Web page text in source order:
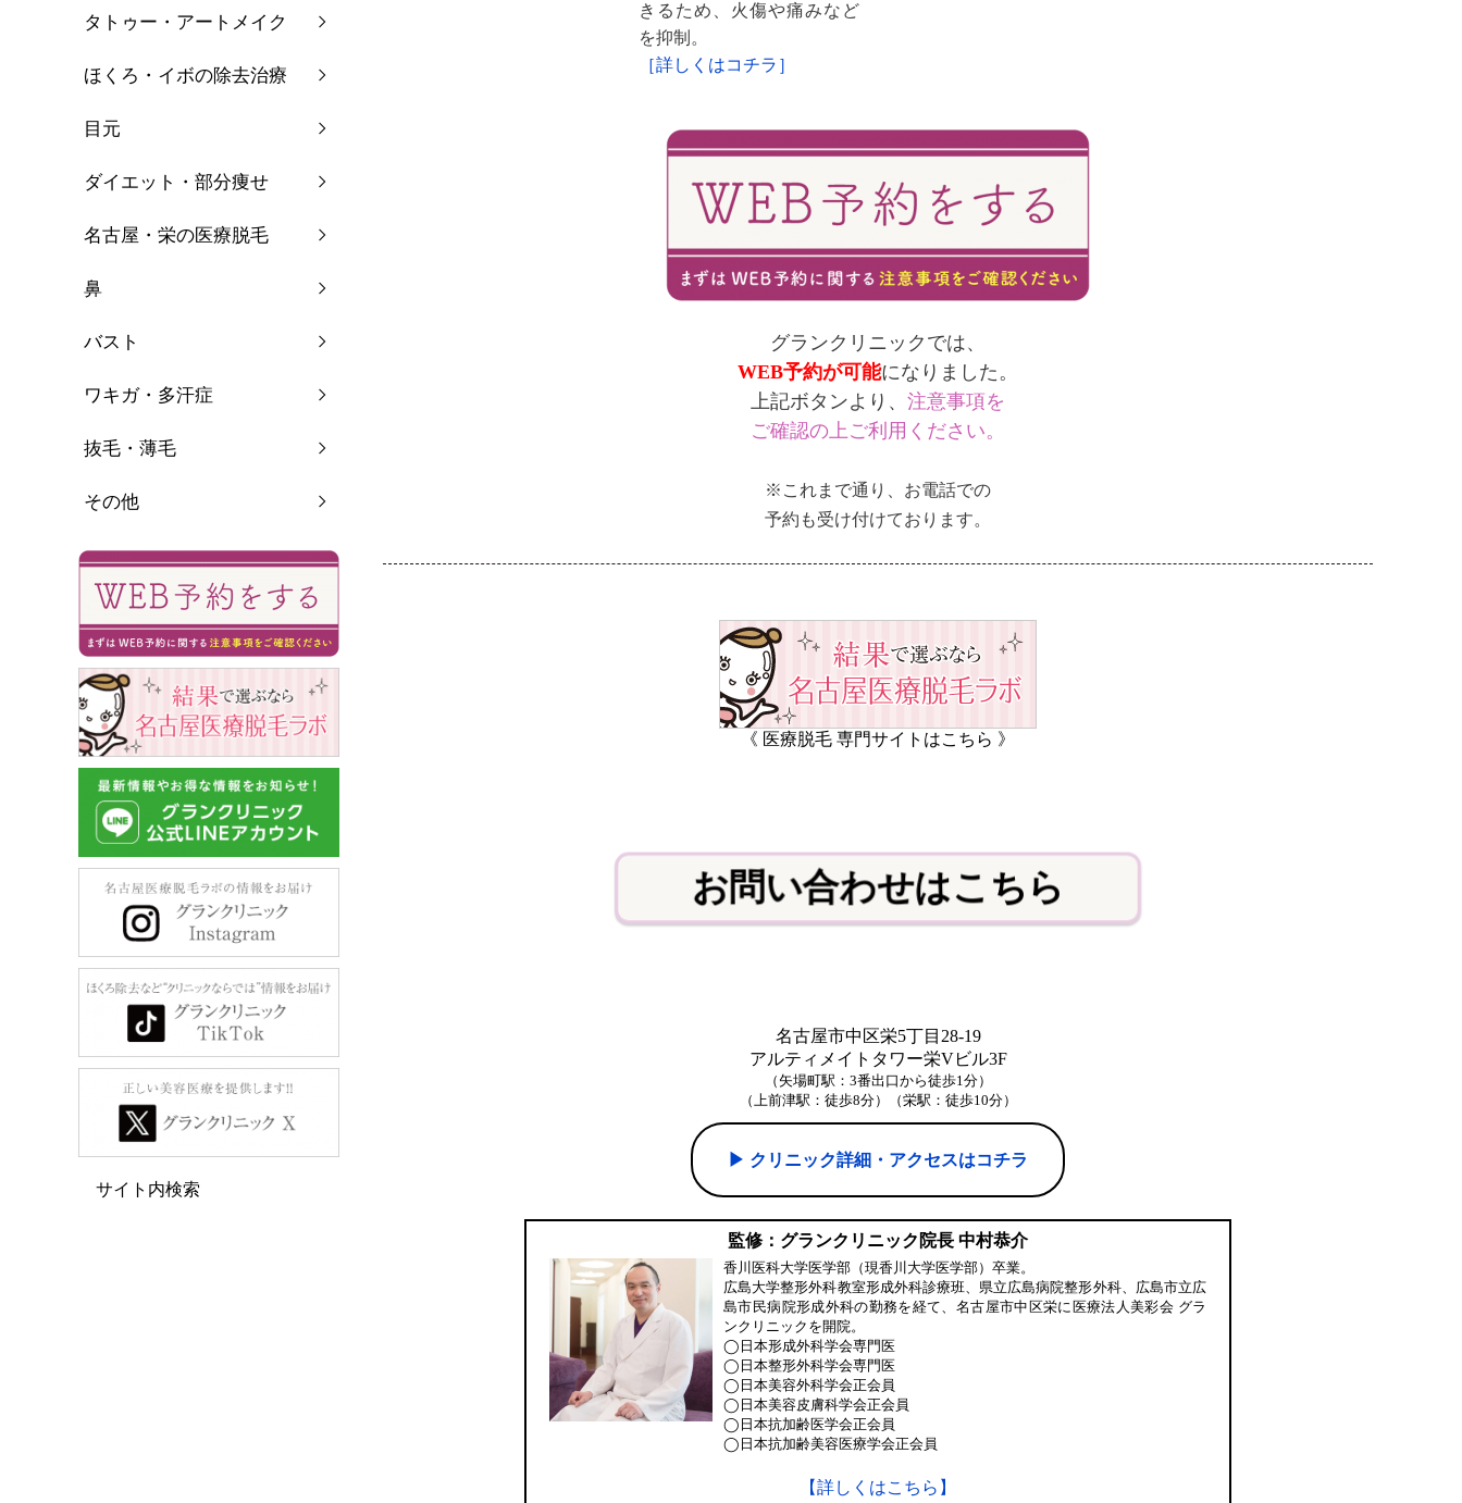
きるため、火傷や痛みなど
を抑制。
［詳しくはコチラ］
グランクリニックでは、
WEB予約が可能になりました。
上記ボタンより、 注意事項を
ご確認の上ご利用ください。
※これまで通り、お電話での
予約も受け付けております。
《 医療脱毛 専門サイトはこちら 》
お問い合わせはこちら
名古屋市中区栄5丁目28-19
アルティメイトタワー栄Vビル3F
（矢場町駅：3番出口から徒歩1分）
（上前津駅：徒歩8分）（栄駅：徒歩10分）
▶︎ クリニック詳細・アクセスはコチラ
監修：グランクリニック院長 中村恭介
香川医科大学医学部（現香川大学医学部）卒業。
広島大学整形外科教室形成外科診療班、県立広島病院整形外科、広島市立広
島市民病院形成外科の勤務を経て、名古屋市中区栄に医療法人美彩会 グラ
ンクリニックを開院。
◯日本形成外科学会専門医
◯日本整形外科学会専門医
◯日本美容外科学会正会員
◯日本美容皮膚科学会正会員
◯日本抗加齢医学会正会員
◯日本抗加齢美容医療学会正会員
【詳しくはこちら】
タトゥー・アートメイク
ほくろ・イボの除去治療
目元
ダイエット・部分痩せ
名古屋・栄の医療脱毛
鼻
バスト
ワキガ・多汗症
抜毛・薄毛
その他
サイト内検索